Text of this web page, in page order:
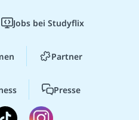
Jobs bei Studyflix
Partner
Presse